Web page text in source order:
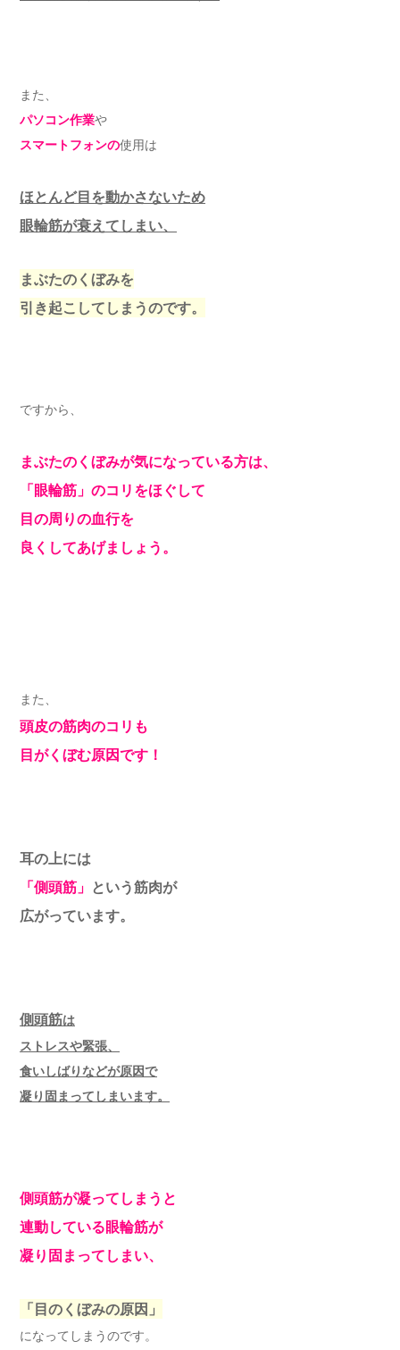
また、
パソコン作業や
スマートフォンの使用は
ほとんど目を動かさないため
眼輪筋が衰えてしまい、
まぶたのくぼみを
引き起こしてしまうのです。
ですから、
まぶたのくぼみが気になっている方は、
「眼輪筋」のコリをほぐして
目の周りの血行を
良くしてあげましょう。
また、
頭皮の筋肉のコリも
目がくぼむ原因です！
耳の上には
「側頭筋」 という筋肉が
広がっています。
側頭筋は
ストレスや緊張、
食いしばりなどが原因で
凝り固まってしまいます。
側頭筋が凝ってしまうと
連動している眼輪筋が
凝り固まってしまい、
「目のくぼみの原因」
になってしまうのです。